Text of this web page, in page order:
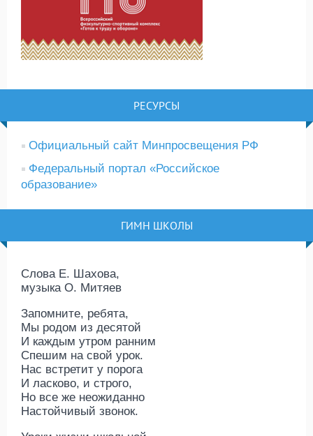
РЕСУРСЫ
Официальный сайт Минпросвещения РФ
Федеральный портал «Российское
образование»
ГИМН ШКОЛЫ
Слова Е. Шахова,
музыка О. Митяев
Запомните, ребята,
Мы родом из десятой
И каждым утром ранним
Спешим на свой урок.
Нас встретит у порога
И ласково, и строго,
Но все же неожиданно
Настойчивый звонок.